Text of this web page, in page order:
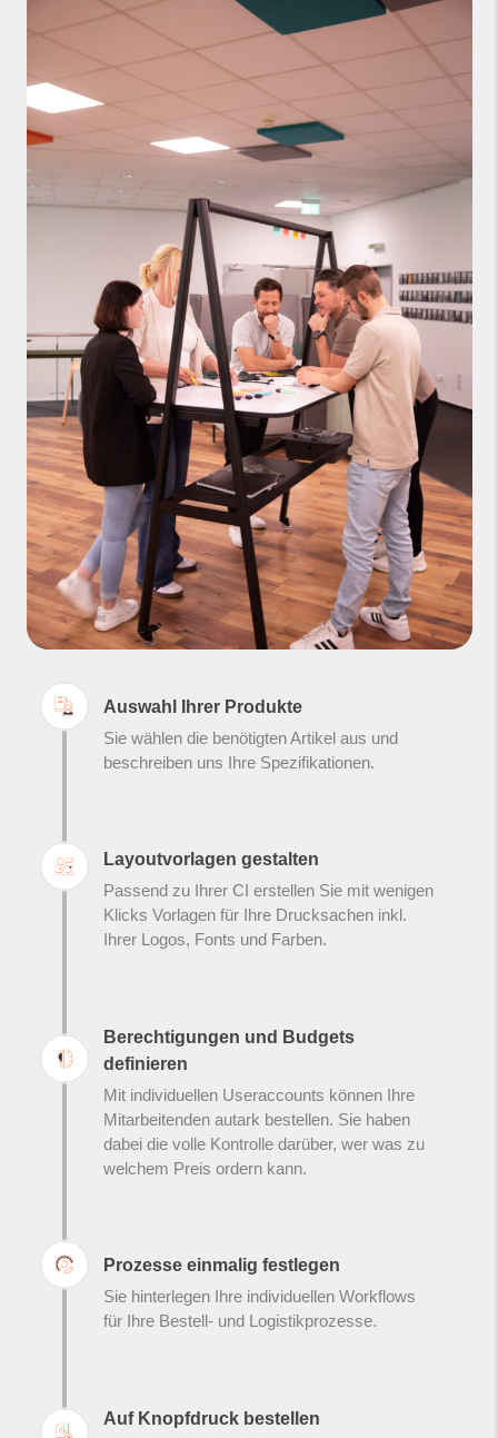
Auswahl Ihrer Produkte
Sie wählen die benötigten Artikel aus und
beschreiben uns Ihre Spezifikationen.
Layoutvorlagen gestalten
Passend zu Ihrer CI erstellen Sie mit wenigen
Klicks Vorlagen für Ihre Drucksachen inkl.
Ihrer Logos, Fonts und Farben.
Berechtigungen und Budgets
definieren
Mit individuellen Useraccounts können Ihre
Mitarbeitenden autark bestellen. Sie haben
dabei die volle Kontrolle darüber, wer was zu
welchem Preis ordern kann.
Prozesse einmalig festlegen
Sie hinterlegen Ihre individuellen Workflows
für Ihre Bestell- und Logistikprozesse.
Auf Knopfdruck bestellen